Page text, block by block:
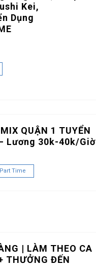
Kei,
Dụng
QUẬN 1 TUYỂN
Lương 30k-40k/Giờ
Part Time
| LÀM THEO CA
THƯỞNG ĐẾN